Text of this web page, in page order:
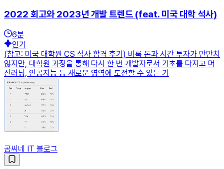
2022 회고와 2023년 개발 트렌드 (feat. 미국 대학 석사)
6분
인기
(참고: 미국 대학원 CS 석사 합격 후기) 비록 돈과 시간 투자가 만만치
않지만, 대학원 과정을 통해 다시 한 번 개발자로서 기초를 다지고 머
신러닝, 인공지능 등 새로운 영역에 도전할 수 있는 기
곰씨네 IT 블로그